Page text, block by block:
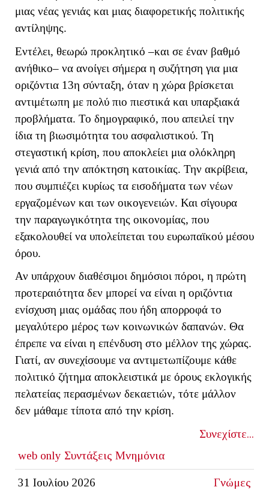
μιας νέας γενιάς και μιας διαφορετικής πολιτικής
αντίληψης.
Εντέλει, θεωρώ προκλητικό –και σε έναν βαθμό
ανήθικο– να ανοίγει σήμερα η συζήτηση για μια
οριζόντια 13η σύνταξη, όταν η χώρα βρίσκεται
αντιμέτωπη με πολύ πιο πιεστικά και υπαρξιακά
προβλήματα. Το δημογραφικό, που απειλεί την
ίδια τη βιωσιμότητα του ασφαλιστικού. Τη
στεγαστική κρίση, που αποκλείει μια ολόκληρη
γενιά από την απόκτηση κατοικίας. Την ακρίβεια,
που συμπιέζει κυρίως τα εισοδήματα των νέων
εργαζομένων και των οικογενειών. Και σίγουρα
την παραγωγικότητα της οικονομίας, που
εξακολουθεί να υπολείπεται του ευρωπαϊκού μέσου
όρου.
Αν υπάρχουν διαθέσιμοι δημόσιοι πόροι, η πρώτη
προτεραιότητα δεν μπορεί να είναι η οριζόντια
ενίσχυση μιας ομάδας που ήδη απορροφά το
μεγαλύτερο μέρος των κοινωνικών δαπανών. Θα
έπρεπε να είναι η επένδυση στο μέλλον της χώρας.
Γιατί, αν συνεχίσουμε να αντιμετωπίζουμε κάθε
πολιτικό ζήτημα αποκλειστικά με όρους εκλογικής
πελατείας περασμένων δεκαετιών, τότε μάλλον
δεν μάθαμε τίποτα από την κρίση.
Συνεχίστε...
web only Συντάξεις Μνημόνια
31 Ιουλίου 2026 Γνώμες